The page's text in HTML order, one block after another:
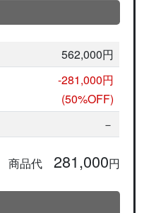
562,000円
-281,000円
(50%OFF)
－
商品代 281,000円